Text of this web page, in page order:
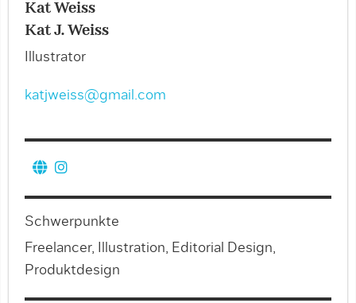
Kat Weiss
Kat J. Weiss
Illustrator
katjweiss@gmail.com
Schwerpunkte
Freelancer, Illustration, Editorial Design,
Produktdesign